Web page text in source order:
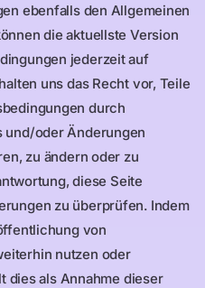
ebenfalls den Allgemeinen
die aktuellste Version
jederzeit auf
uns das Recht vor, Teile
durch
oder Änderungen
zu ändern oder zu
diese Seite
zu überprüfen. Indem
von
nutzen oder
dies als Annahme dieser